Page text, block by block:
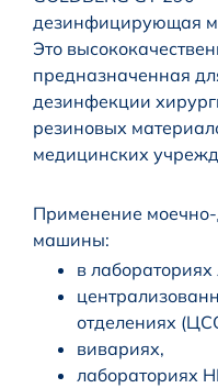
дезинфицирующая
Это
предназначенная
дезинфекции
резиновых
медицинских
Применение
машины:
в
отделениях
вивариях,
лабораториях